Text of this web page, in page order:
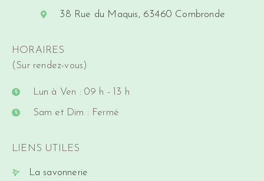
38 Rue du Maquis, 63460 Combronde
HORAIRES
(Sur rendez-vous)
Lun à Ven : 09 h - 13 h
Sam et Dim : Fermé
LIENS UTILES
La savonnerie